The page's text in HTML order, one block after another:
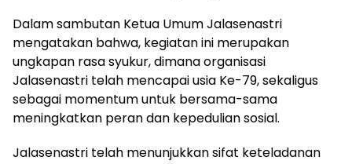
Dalam sambutan Ketua Umum Jalasenastri
mengatakan bahwa, kegiatan ini merupakan
ungkapan rasa syukur, dimana organisasi
Jalasenastri telah mencapai usia Ke-79, sekaligus
sebagai momentum untuk bersama-sama
meningkatkan peran dan kepedulian sosial.
Jalasenastri telah menunjukkan sifat keteladanan